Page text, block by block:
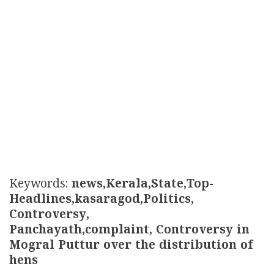
Keywords: news,Kerala,State,Top-
Headlines,kasaragod,Politics,
Controversy,
Panchayath,complaint, Controversy in
Mogral Puttur over the distribution of
hens